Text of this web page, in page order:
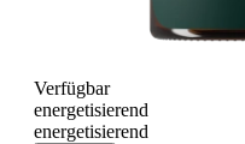
Verfügbar
energetisierend
energetisierend